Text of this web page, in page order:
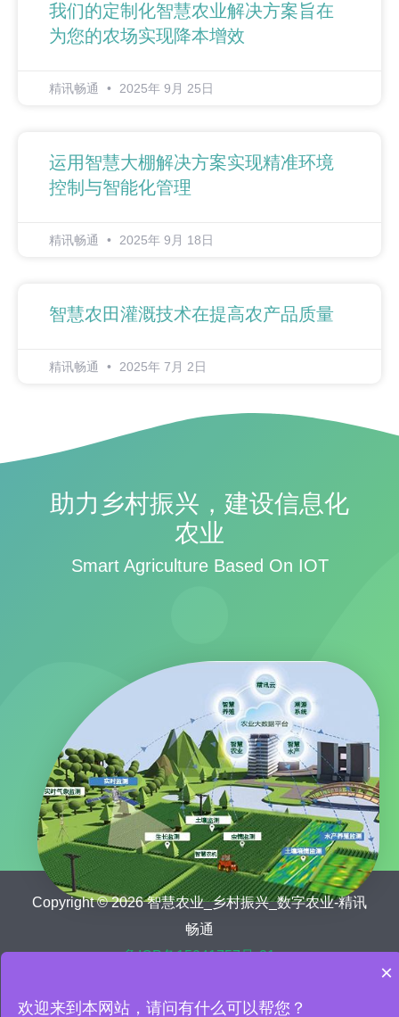
我们的定制化智慧农业解决方案旨在
为您的农场实现降本增效
精讯畅通 2025年 9月 25日
运用智慧大棚解决方案实现精准环境
控制与智能化管理
精讯畅通 2025年 9月 18日
智慧农田灌溉技术在提高农产品质量
精讯畅通 2025年 7月 2日
助力乡村振兴，建设信息化
农业
Smart Agriculture Based On IOT
Copyright © 2026 智慧农业_乡村振兴_数字农业-精讯
畅通
鲁ICP备15041757号-21
×
欢迎来到本网站，请问有什么可以帮您？